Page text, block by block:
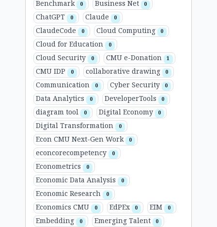
Benchmark 0 Business Net 0
ChatGPT 0 Claude 0
ClaudeCode 0 Cloud Computing 0
Cloud for Education 0
Cloud Security 0 CMU e-Donation 1
CMU IDP 0 collaborative drawing 0
Communication 0 Cyber Security 0
Data Analytics 0 DeveloperTools 0
diagram tool 0 Digital Economy 0
Digital Transformation 0
Econ CMU Next-Gen Work 0
econcorecompetency 0
Econometrics 0
Economic Data Analysis 0
Economic Research 0
Economics CMU 0 EdPEx 0 EIM 0
Embedding 0 Emerging Talent 0